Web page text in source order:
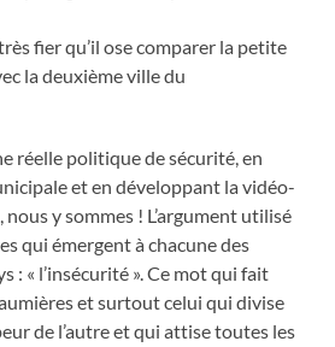
fier qu’il ose comparer la petite
la deuxième ville du
réelle politique de sécurité, en
et en développant la vidéo-
y sommes ! L’argument utilisé
qui émergent à chacune des
: « l’insécurité ». Ce mot qui fait
et surtout celui qui divise
de l’autre et qui attise toutes les